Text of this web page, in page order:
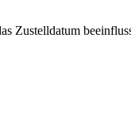
Zustelldatum